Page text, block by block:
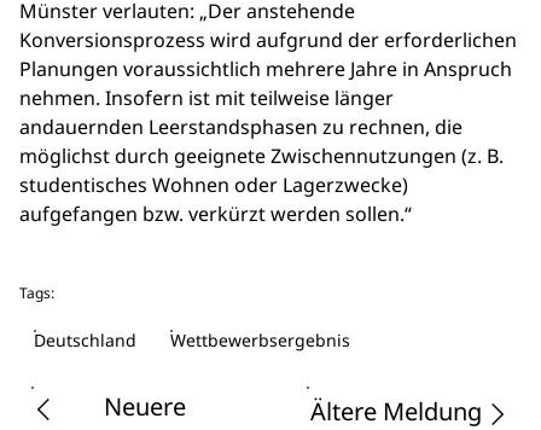
Münster verlauten: „Der anstehende
Konversionsprozess wird aufgrund der erforderlichen
Planungen voraussichtlich mehrere Jahre in Anspruch
nehmen. Insofern ist mit teilweise länger
andauernden Leerstandsphasen zu rechnen, die
möglichst durch geeignete Zwischennutzungen (z. B.
studentisches Wohnen oder Lagerzwecke)
aufgefangen bzw. verkürzt werden sollen.“
Tags:
Deutschland Wettbewerbsergebnis
Neuere
Ältere Meldung